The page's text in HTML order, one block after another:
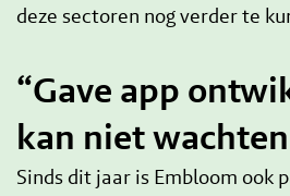
deze sectoren nog verder te
“Gave app
kan niet
Sinds dit jaar is Embloom ook